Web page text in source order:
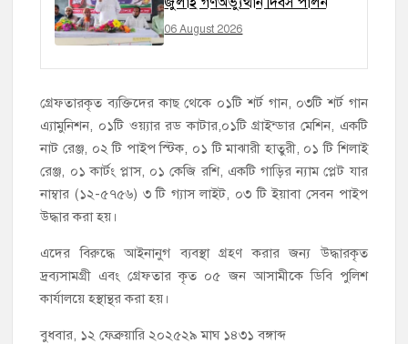
06 August 2026
গ্রেফতারকৃত ব্যক্তিদের কাছ থেকে ০১টি শর্ট গান, ০৩টি শর্ট গান
এ্যামুনিশন, ০১টি ওয়্যার রড কাটার,০১টি গ্রাইন্ডার মেশিন, একটি
নাট রেঞ্জ, ০২ টি পাইপ স্টিক, ০১ টি মাঝারী হাতুরী, ০১ টি শিলাই
রেঞ্জ, ০১ কার্টং প্লাস, ০১ কেজি রশি, একটি গাড়ির ন্যাম প্লেট যার
নাম্বার (১২-৫৭৫৬) ৩ টি গ্যাস লাইট, ০৩ টি ইয়াবা সেবন পাইপ
উদ্ধার করা হয়।
এদের বিরুদ্ধে আইনানুগ ব্যবস্থা গ্রহণ করার জন্য উদ্ধারকৃত
দ্রব্যসামগ্রী এবং গ্রেফতার কৃত ০৫ জন আসামীকে ডিবি পুলিশ
কার্যালয়ে হস্থান্থর করা হয়।
বুধবার, ১২ ফেব্রুয়ারি ২০২৫২৯ মাঘ ১৪৩১ বঙ্গাব্দ